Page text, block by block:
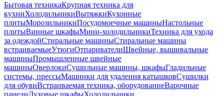
Бытовая техникаКрупная техника для
кухниХолодильникиВытяжкиКухонные
плитыМорозильникиПосудомоечные машиныНастольные
плитыВинные шкафыМини-холодильникиТехника для ухода
за одеждойСтиральные машиныСтиральные машины
встраиваемыеУтюгиОтпаривателиШвейные, вышивальные
машиныПромышленные швейные
машиныОверлокиСушильные машины, шкафыГладильные
системы, прессыМашинки для удаления катышковСушилки
для обувиВстраиваемая техника, оборудованиеВарочные
панелиДуховые шкафыХолодильники